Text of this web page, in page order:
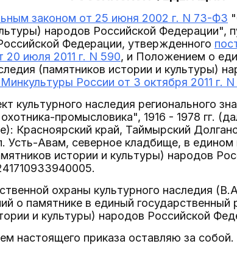
законом от 25 июня 2002 г. N 73-ФЗ
народов Российской Федерации",
Федерации, утвержденного
20 июля 2011 г. N 590, и Положением о
(памятников истории и культуры)
России от 3 октября 2011 г.
культурного наследия регионального
охотника-промысловика", 1916 - 1978 гг.
Красноярский край, Таймырский
Усть-Авам, северное кладбище, в
истории и культуры) народов
охраны культурного наследия
о памятнике в единый государственный
и культуры) народов Российской
настоящего приказа оставляю за собой.